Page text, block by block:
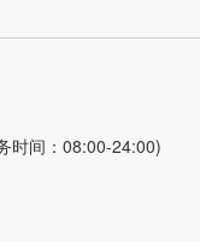
间：08:00-24:00)